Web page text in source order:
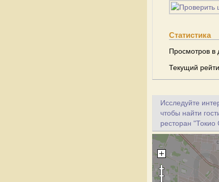
Статистика
Просмотров в
Текущий
Исследуйте
чтобы найти
ресторан "Токио